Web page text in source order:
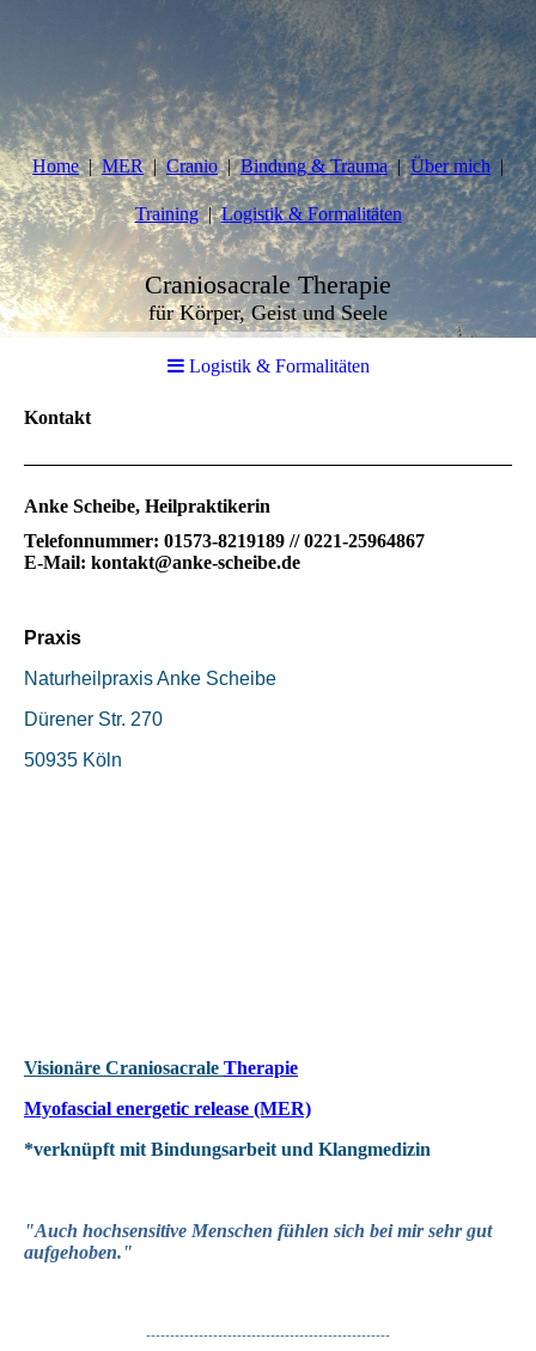
Home MER Cranio Bindung & Trauma Über mich
Training Logistik & Formalitäten
Craniosacrale Therapie
für Körper, Geist und Seele
Logistik & Formalitäten
Kontakt
Anke Scheibe, Heilpraktikerin
Telefonnummer: 01573-8219189 // 0221-25964867
E-Mail: kontakt@anke-scheibe.de
Praxis
Naturheilpraxis Anke Scheibe
Dürener Str. 270
50935 Köln
Visionäre Craniosacrale Therapie
Myofascial energetic release (MER)
*verknüpft mit Bindungsarbeit und Klangmedizin
"Auch hochsensitive Menschen fühlen sich bei mir sehr gut
aufgehoben."
---------------------------------------------------